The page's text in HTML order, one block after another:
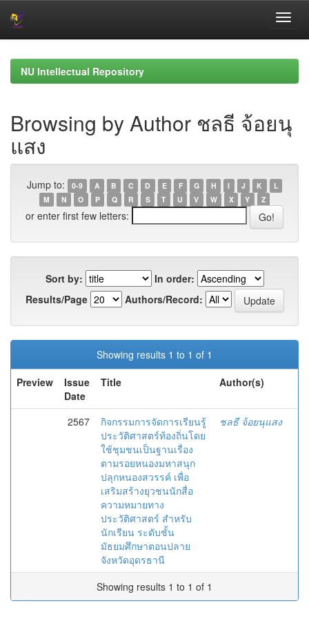
navigationNU Intellectual Repository
Browsing by Author ชลธี จ้อยนุ
แสง
Jump to: 0-9 A B C D E F G H I J K
L
M
N O P Q R S T U V W X Y Z
or enter first few letters:
Sort by:
In order:
Results/Page
Authors/Record:
Showing results 1 to 1 of 1
Preview
Issue
Date
Title Author(s)
2567
กิจกรรมการจัดการเรียนรู้
ประวัติศาสตร์ท้องถิ่นโดย
ใช้ชุมชนเป็นฐานเรื่อง
ตามรอยหนองมหาสนุก
ปลุกหนองสวรรค์ เพื่อ
เสริมสร้างยุวชนนักสื่อ
ความหมายทาง
ประวัติศาสตร์ สำหรับ
นักเรียน ระดับชั้น
มัธยมศึกษาตอนปลาย
จังหวัดอุดรธานี
ชลธี จ้อยนุแสง
Showing results 1 to 1 of 1